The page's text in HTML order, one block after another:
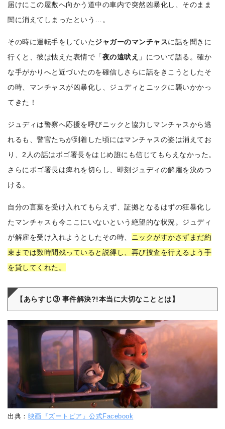
届けにこの屋敷へ向かう道中の車内で突然凶暴化し、そのまま
闇に消えてしまったという…。
その時に運転手をしていたジャガーのマンチャスに話を聞きに
行くと、彼は怯えた表情で「夜の遠吠え 」について語る。確か
な手がかりへと近づいたのを確信しさらに話をきこうとしたそ
の時、マンチャスが凶暴化し、ジュディとニックに襲いかかっ
てきた！
ジュディは警察へ応援を呼びニックと協力しマンチャスから逃
れるも、警官たちが到着した頃にはマンチャスの姿は消えてお
り、2人の話はボゴ署長をはじめ誰にも信じてもらえなかった。
さらにボゴ署長は痺れを切らし、即刻ジュディの解雇を決めつ
ける。
自分の言葉を受け入れてもらえず、証拠となるはずの狂暴化し
たマンチャスも今ここにいないという絶望的な状況。ジュディ
が解雇を受け入れようとしたその時、 ニックがすかさずまだ約
束までは数時間残っていると説得し、再び捜査を行えるよう手
を貸してくれた。
【あらすじ③ 事件解決?!本当に大切なこととは】
出典： 映画『ズートピア』公式Facebook